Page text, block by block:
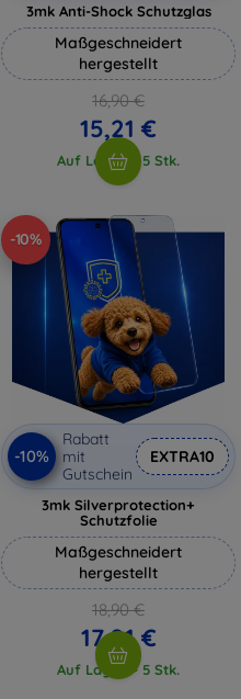
3mk Anti-Shock Schutzglas
Maßgeschneidert
hergestellt
16,90 €
15,21 €
Auf Lager > 5 Stk.
-10%
-10%
Rabatt
mit
Gutschein
EXTRA10
3mk Silverprotection+
Schutzfolie
Maßgeschneidert
hergestellt
18,90 €
17,01 €
Auf Lager > 5 Stk.